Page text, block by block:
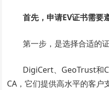
首先，申请EV证书需要
第一步，是选择合适的
DigiCert、GeoTrust和
CA，它们提供高水平的客户